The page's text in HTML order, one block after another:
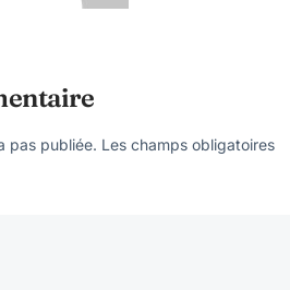
pas publiée. Les champs obligatoires